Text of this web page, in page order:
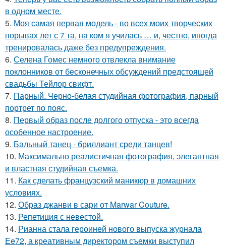
в одном месте.
5. Моя самая первая модель - во всех моих творческих
порывах лет с 7 та, на ком я училась … и, честно, иногда
тренировалась даже без предупреждения.
6. Селена Гомес немного отвлекла внимание
поклонников от бесконечных обсуждений предстоящей
свадьбы Тейлор свифт.
7. Парный. Черно-белая студийная фотография, парный
портрет по пояс.
8. Первый образ после долгого отпуска - это всегда
особенное настроение.
9. Бальный танец - бриллиант среди танцев!
10. Максимально реалистичная фотография, элегантная
и властная студийная съемка.
11. Как сделать французский маникюр в домашних
условиях.
12. Образ джанви в сари от Marwar Couture.
13. Репетиция с невестой.
14. Рианна стала героиней нового выпуска журнала
Ee72, а креативным директором съемки выступил